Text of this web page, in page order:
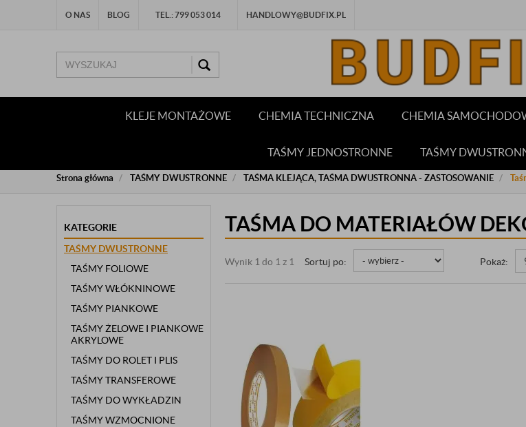
O NAS BLOG TEL.: 799 053 014 HANDLOWY@BUDFIX.PL
KLEJE MONTAŻOWE CHEMIA TECHNICZNA CHEMIA
TAŚMY JEDNOSTRONNE TAŚMY
Strona główna TAŚMY DWUSTRONNE TAŚMA KLEJĄCA, TAŚMA DWUSTRONNA - ZASTOSOWANIE
KATEGORIE
TAŚMY DWUSTRONNE
TAŚMY FOLIOWE
TAŚMY WŁÓKNINOWE
TAŚMY PIANKOWE
TAŚMY ŻELOWE I PIANKOWE
AKRYLOWE
TAŚMY DO ROLET I PLIS
TAŚMY TRANSFEROWE
TAŚMY DO WYKŁADZIN
TAŚMY WZMOCNIONE
TAŚMA DO MATERIAŁÓW
Wynik 1 do 1 z 1 Sortuj po: Pokaż: